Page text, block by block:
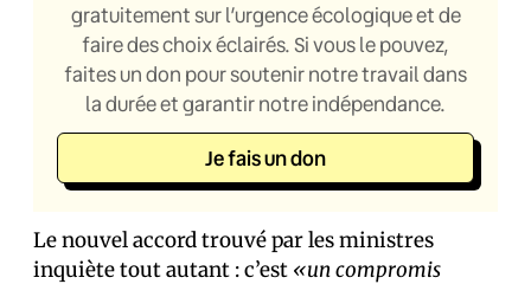
gratuitement sur l’urgence écologique et de
faire des choix éclairés. Si vous le pouvez,
faites un don pour soutenir notre travail dans
la durée et garantir notre indépendance.
Je fais un don
Le nouvel accord trouvé par les ministres
inquiète tout autant : c’est «un compromis